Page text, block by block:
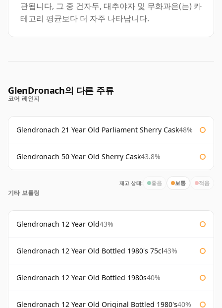
관됩니다, 그 중 건자두, 대추야자 및 무화과은(는) 카
테고리 평균보다 더 자주 나타납니다.
GlenDronach의 다른 주류
코어 레인지
Glendronach 21 Year Old Parliament Sherry Cask48%
Glendronach 50 Year Old Sherry Cask43.8%
재고 상태: 좋음 보통 적음
기타 보틀링
Glendronach 12 Year Old43%
Glendronach 12 Year Old Bottled 1980's 75cl43%
Glendronach 12 Year Old Bottled 1980s40%
Glendronach 12 Year Old Original Bottled 1980's40%